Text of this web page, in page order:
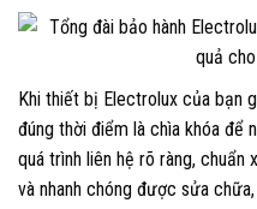
Khi thiết bị Electrolux của bạn
đúng thời điểm là chìa khóa để
quá trình liên hệ rõ ràng,
và nhanh chóng được sửa